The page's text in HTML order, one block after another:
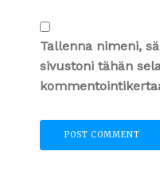
Tallenna nimeni,
sivustoni tähän